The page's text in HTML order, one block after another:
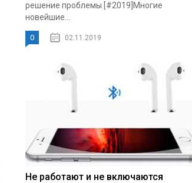
решение проблемы [#2019]Многие
новейшие...
0 02.11.2019
Не работают и не включаются